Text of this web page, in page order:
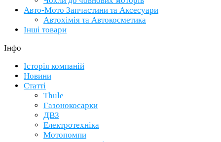
Авто-Мото Запчастини та Аксесуари
Автохімія та Автокосметика
Інші товари
Інфо
Історія компаній
Новини
Статті
Thule
Газонокосарки
ДВЗ
Електротехніка
Мотопомпи